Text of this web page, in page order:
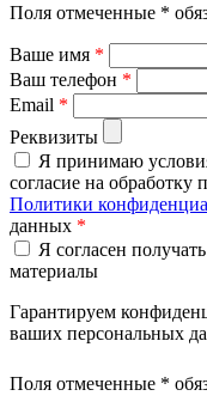
Поля отмеченные *
Ваше имя *
Ваш телефон *
Email *
Реквизиты
Я принимаю
согласие на
Политики
данных *
Я согласен
материалы
Гарантируем
ваших персональных
Поля отмеченные *